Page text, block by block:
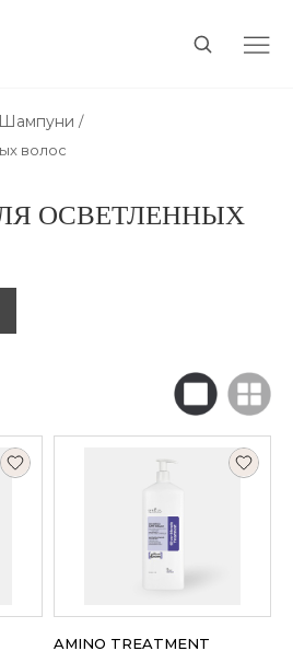
Шампуни
волос
ОСВЕТЛЕННЫХ
AMINO TREATMENT